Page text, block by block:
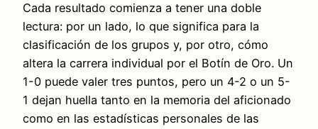
Cada resultado comienza a tener una doble
lectura: por un lado, lo que significa para la
clasificación de los grupos y, por otro, cómo
altera la carrera individual por el Botín de Oro. Un
1-0 puede valer tres puntos, pero un 4-2 o un 5-
1 dejan huella tanto en la memoria del aficionado
como en las estadísticas personales de las